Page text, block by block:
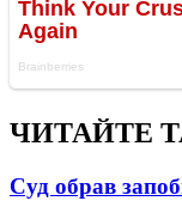
ЧИТАЙТЕ
Суд обрав